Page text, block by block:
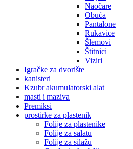
Naočare
Obuća
Pantalone
Rukavice
Šlemovi
Štitnici
Viziri
Igračke za dvorište
kanisteri
Kzubr akumulatorski alat
masti i maziva
Premiksi
prostirke za plastenik
Folije za plastenike
Folije za salatu
Folije za silažu